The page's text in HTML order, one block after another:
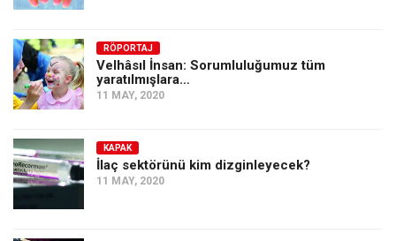
RÖPORTAJ
Velhâsıl İnsan: Sorumluluğumuz tüm
yaratılmışlara…
11 MAY, 2020
KAPAK
İlaç sektörünü kim dizginleyecek?
11 MAY, 2020